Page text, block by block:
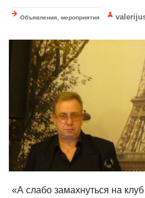
Объявления, мероприятия
«А слабо замахнуться на